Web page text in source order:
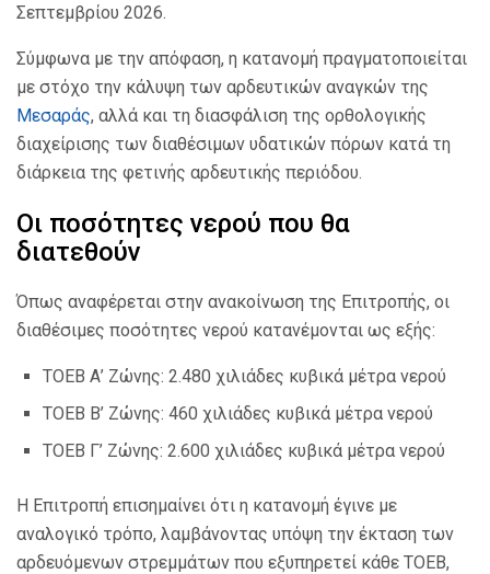
Σεπτεμβρίου 2026.
Σύμφωνα με την απόφαση, η κατανομή πραγματοποιείται
με στόχο την κάλυψη των αρδευτικών αναγκών της
Μεσαράς, αλλά και τη διασφάλιση της ορθολογικής
διαχείρισης των διαθέσιμων υδατικών πόρων κατά τη
διάρκεια της φετινής αρδευτικής περιόδου.
Οι ποσότητες νερού που θα
διατεθούν
Όπως αναφέρεται στην ανακοίνωση της Επιτροπής, οι
διαθέσιμες ποσότητες νερού κατανέμονται ως εξής:
ΤΟΕΒ Α’ Ζώνης: 2.480 χιλιάδες κυβικά μέτρα νερού
ΤΟΕΒ Β’ Ζώνης: 460 χιλιάδες κυβικά μέτρα νερού
ΤΟΕΒ Γ’ Ζώνης: 2.600 χιλιάδες κυβικά μέτρα νερού
Η Επιτροπή επισημαίνει ότι η κατανομή έγινε με
αναλογικό τρόπο, λαμβάνοντας υπόψη την έκταση των
αρδευόμενων στρεμμάτων που εξυπηρετεί κάθε ΤΟΕΒ,